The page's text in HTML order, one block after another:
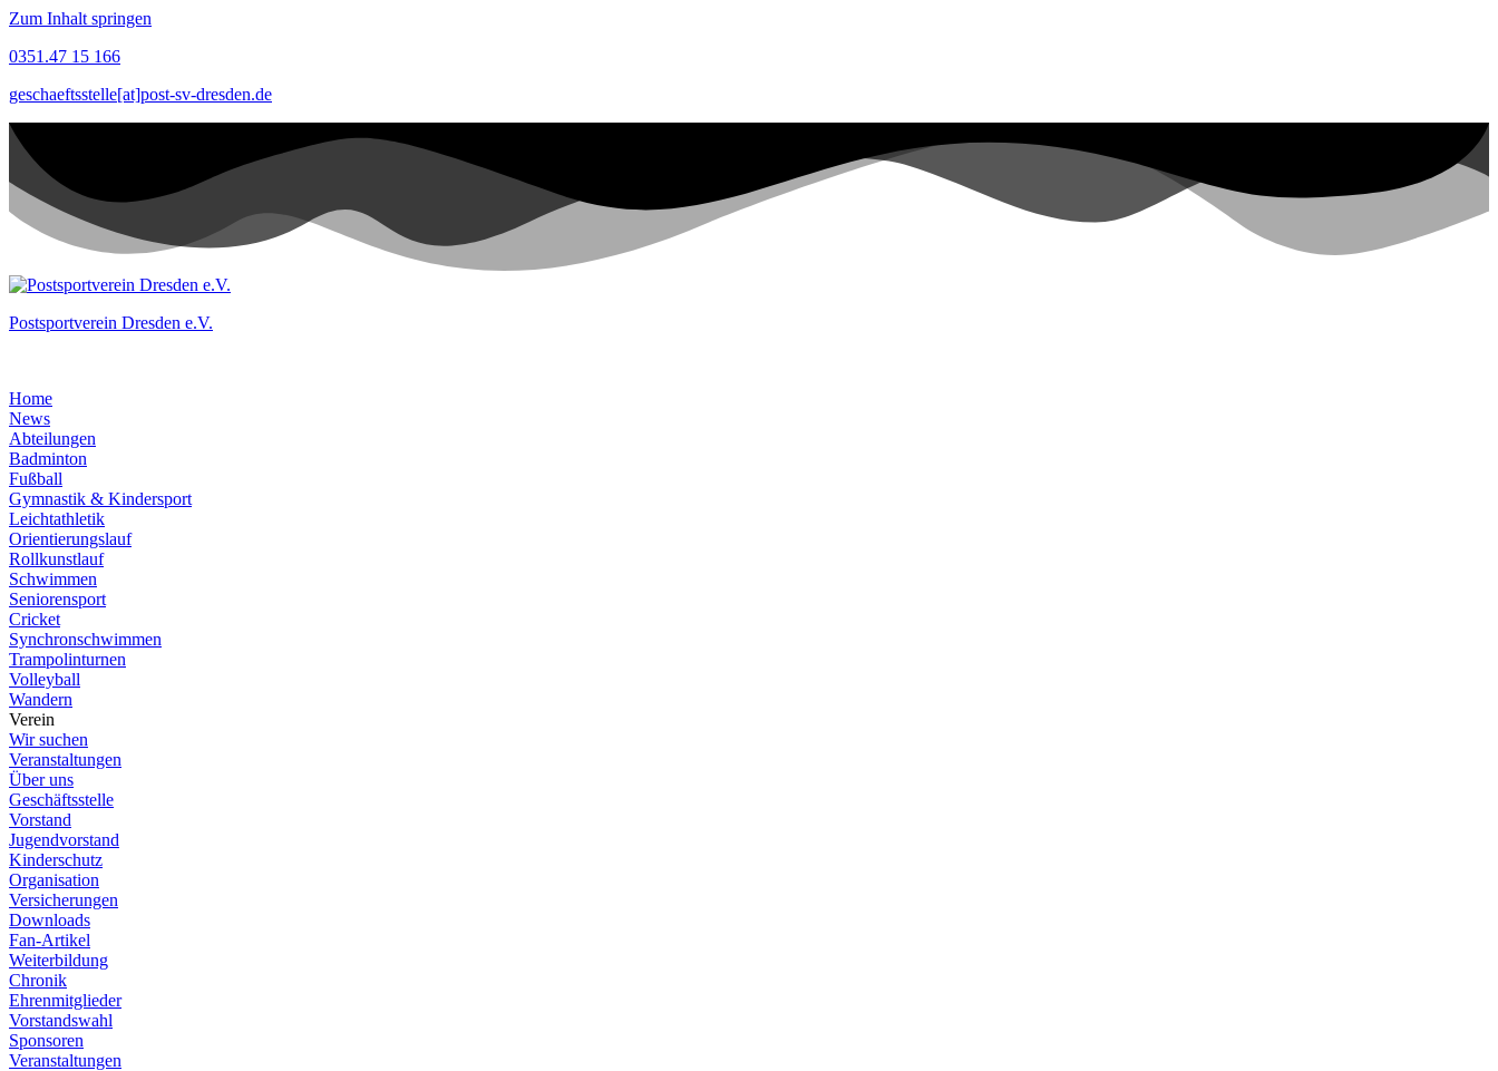
Zum Inhalt springen
0351.47 15 166
geschaeftsstelle[at]post-sv-dresden.de
Postsportverein Dresden e.V.
Home
News
Abteilungen
Badminton
Fußball
Gymnastik & Kindersport
Leichtathletik
Orientierungslauf
Rollkunstlauf
Schwimmen
Seniorensport
Cricket
Synchronschwimmen
Trampolinturnen
Volleyball
Wandern
Verein
Wir suchen
Veranstaltungen
Über uns
Geschäftsstelle
Vorstand
Jugendvorstand
Kinderschutz
Organisation
Versicherungen
Downloads
Fan-Artikel
Weiterbildung
Chronik
Ehrenmitglieder
Vorstandswahl
Sponsoren
Veranstaltungen